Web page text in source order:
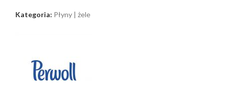
Kategoria: Płyny | żele